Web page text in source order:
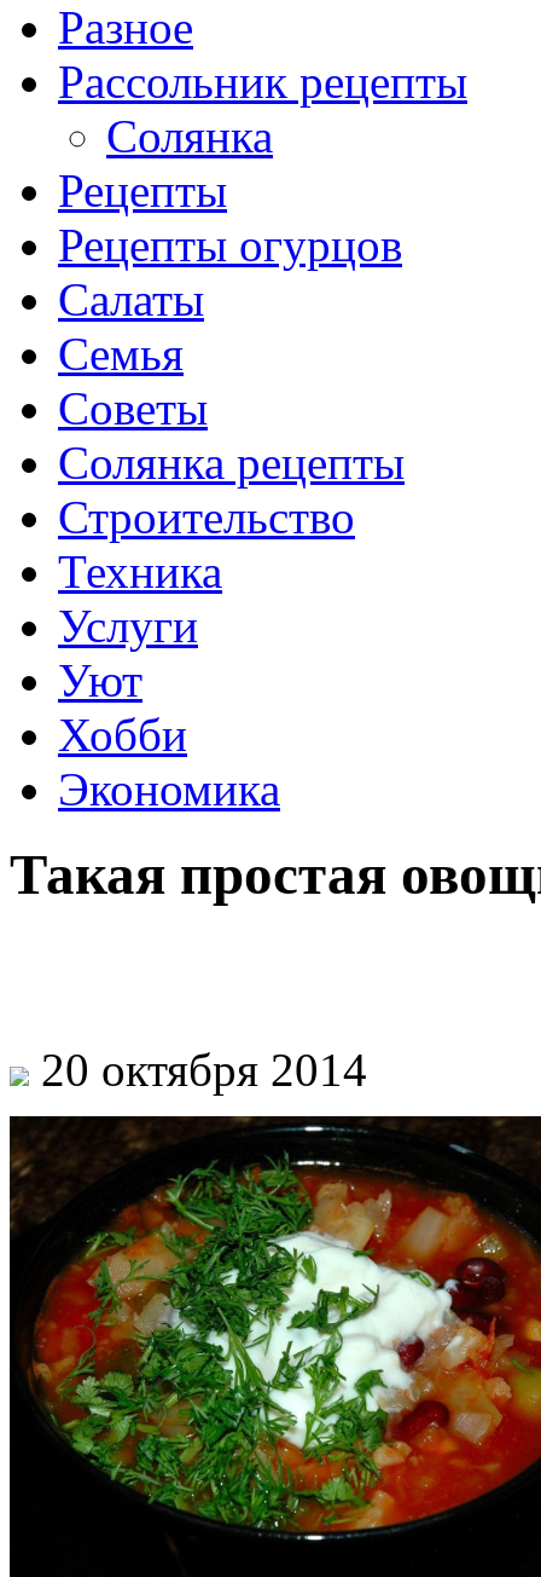
Разное
Рассольник рецепты
Солянка
Рецепты
Рецепты огурцов
Салаты
Семья
Советы
Солянка рецепты
Строительство
Техника
Услуги
Уют
Хобби
Экономика
Такая простая
20 октября 2014